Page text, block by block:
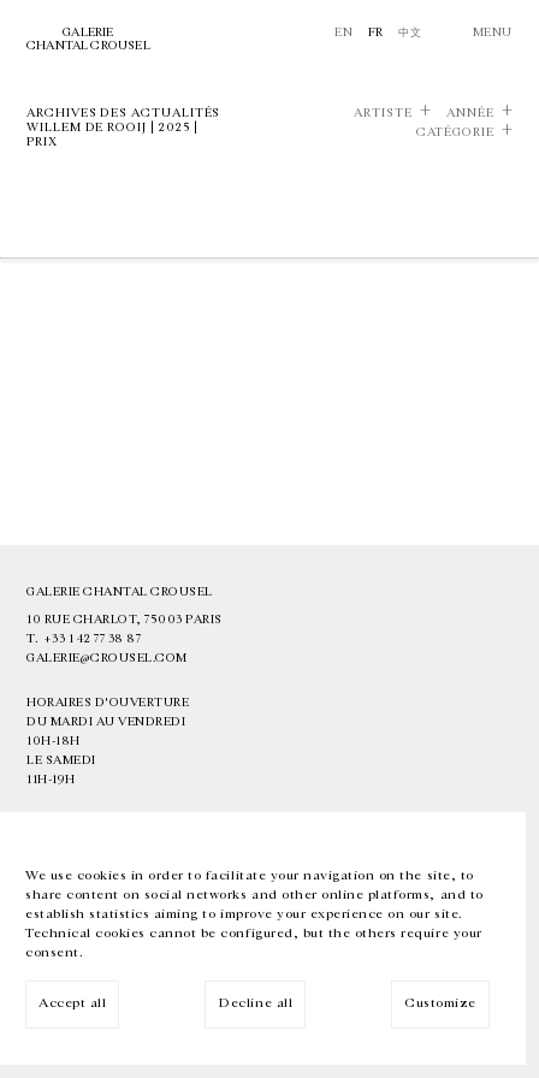
We use cookies in order to facilitate your navigation on the site, to
share content on social networks and other online platforms, and to
establish statistics aiming to improve your experience on our site.
Technical cookies cannot be configured, but the others require your
consent.
Accept all Decline all Customize
GALERIE
CHANTAL CROUSEL
EN FR 中文 MENU
ARCHIVES DES ACTUALITÉS
WILLEM DE ROOIJ | 2025 |
PRIX
ARTISTE
ANNÉE
CATÉGORIE
GALERIE CHANTAL CROUSEL
10 RUE CHARLOT, 75003 PARIS
T. +33 1 42 77 38 87
GALERIE@CROUSEL.COM
HORAIRES D'OUVERTURE
DU MARDI AU VENDREDI
10H-18H
LE SAMEDI
11H-19H
EN FR 中文 Facebook Instagram
Inscrivez-vous à notre newsletter